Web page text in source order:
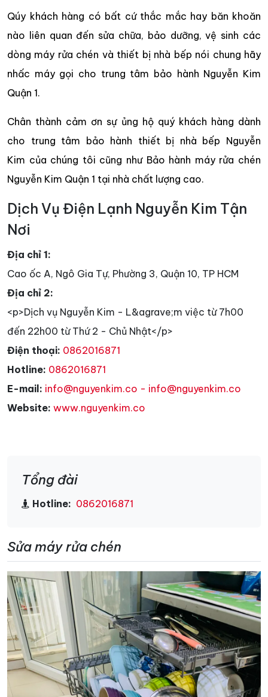
Qúy khách hàng có bất cứ thắc mắc hay băn khoăn
nào liên quan đến sửa chữa, bảo dưỡng, vệ sinh các
dòng máy rửa chén và thiết bị nhà bếp nói chung hãy
nhấc máy gọi cho trung tâm bảo hành Nguyễn Kim
Quận 1.
Chân thành cảm ơn sự ủng hộ quý khách hàng dành
cho trung tâm bảo hành thiết bị nhà bếp Nguyễn
Kim của chúng tôi cũng như Bảo hành máy rửa chén
Nguyễn Kim Quận 1 tại nhà chất lượng cao.
Dịch Vụ Điện Lạnh Nguyễn Kim Tận
Nơi
Địa chỉ 1:
Cao ốc A, Ngô Gia Tự, Phường 3, Quận 10, TP HCM
Địa chỉ 2:
<p>Dịch vụ Nguyễn Kim - L&agrave;m việc từ 7h00
đến 22h00 từ Thứ 2 - Chủ Nhật</p>
Điện thoại: 0862016871
Hotline: 0862016871
E-mail: info@nguyenkim.co - info@nguyenkim.co
Website: www.nguyenkim.co
Tổng đài
Hotline: 0862016871
Sửa máy rửa chén